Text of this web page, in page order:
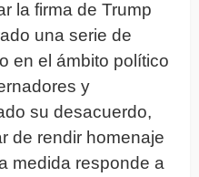
la firma de Trump
una serie de
en el ámbito político
y
su desacuerdo,
de rendir homenaje
medida responde a